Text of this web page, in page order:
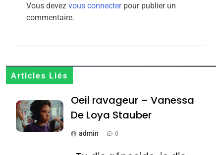
Vous devez vous connecterpour publier un
commentaire.
Articles Liés
Oeil ravageur – Vanessa
De Loya Stauber
admin 0
6
Zrihen-Dvir
7
Jacques Hadida
JUDAISME
Maroc : Les amandes de